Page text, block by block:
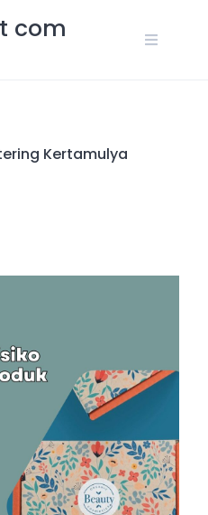
com
Kertamulya